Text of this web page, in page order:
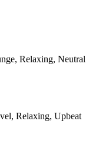
Relaxing, Neutral
Relaxing, Upbeat